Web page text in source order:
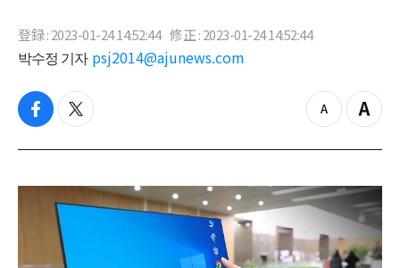
登録 : 2023-01-24 14:52:44 修正 : 2023-01-24 14:52:44
박수정 기자 psj2014@ajunews.com
f
c
b
t
i
t
e
z
o
o
u
t
Z
o
i
n